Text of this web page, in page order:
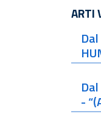
ARTI
-